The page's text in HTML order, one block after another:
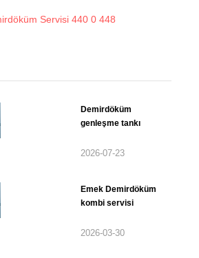
Servisi 440 0 448
Demirdöküm
genleşme tankı
2026-07-23
Emek Demirdöküm
kombi servisi
2026-03-30